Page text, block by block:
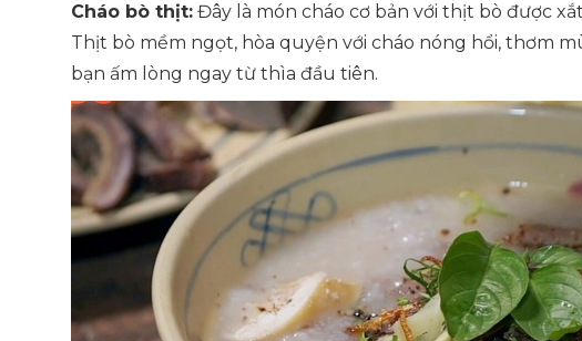
Cháo bò thịt: Đây là món cháo cơ bản với thịt bò được
Thịt bò mềm ngọt, hòa quyện với cháo nóng hổi, thơm
bạn ấm lòng ngay từ thìa đầu tiên.